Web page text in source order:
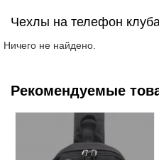
Чехлы на телефон
Ничего не найдено.
Рекомендуемые